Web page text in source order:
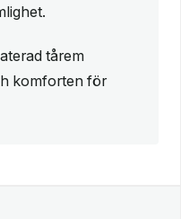
tårem
komforten för